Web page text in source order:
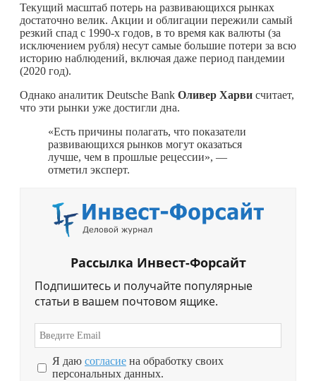
Текущий масштаб потерь на развивающихся рынках
достаточно велик. Акции и облигации пережили самый
резкий спад с 1990-х годов, в то время как валюты (за
исключением рубля) несут самые большие потери за всю
историю наблюдений, включая даже период пандемии
(2020 год).
Однако аналитик Deutsche Bank Оливер Харви считает,
что эти рынки уже достигли дна.
«Есть причины полагать, что показатели
развивающихся рынков могут оказаться
лучше, чем в прошлые рецессии», —
отметил эксперт.
Рассылка Инвест-Форсайт
Подпишитесь и получайте популярные
статьи в вашем почтовом ящике.
Я даю согласие на обработку своих
персональных данных.